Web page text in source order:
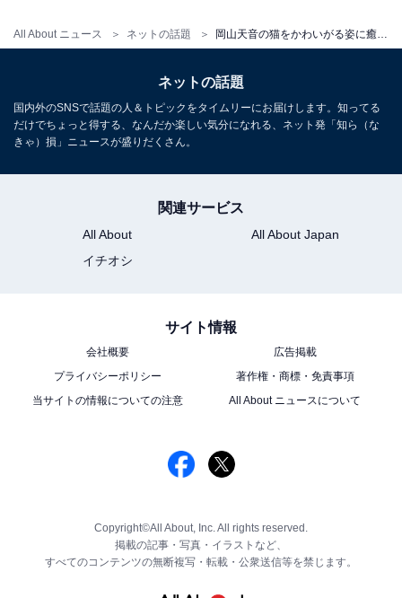
All About ニュース ネットの話題
ネットの話題
国内外のSNSで話題の人＆トピックをタイムリーにお届けします。知ってる
だけでちょっと得する、なんだか楽しい気分になれる、ネット発「知ら（な
きゃ）損」ニュースが盛りだくさん。
関連サービス
All About
All About Japan
イチオシ
サイト情報
会社概要
広告掲載
プライバシーポリシー
著作権・商標・免責事項
当サイトの情報についての注意
All About ニュースについて
Copyright©All About, Inc. All rights reserved.
掲載の記事・写真・イラストなど、
すべてのコンテンツの無断複写・転載・公衆送信等を禁じます。